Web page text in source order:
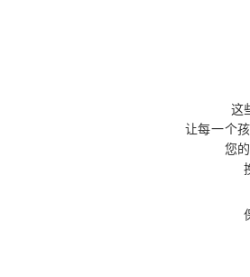
这
让每一个
您